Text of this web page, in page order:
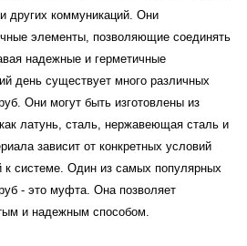
других коммуникаций. Они
элементы, позволяющие соединять
надежные и герметичные
день существует много различных
Они могут быть изготовлены из
латунь, сталь, нержавеющая сталь и
зависит от конкретных условий
к системе. Один из самых популярных
- это муфта. Она позволяет
и надежным способом.